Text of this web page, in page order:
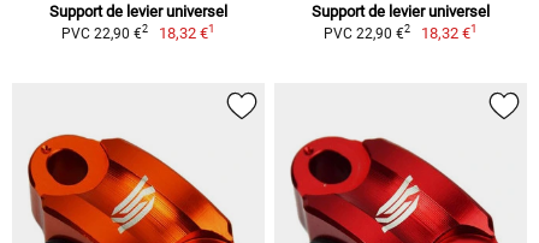
Support de levier universel
PVC 22,90 €2 18,32 €1
Support de levier universel
PVC 22,90 €2 18,32 €1